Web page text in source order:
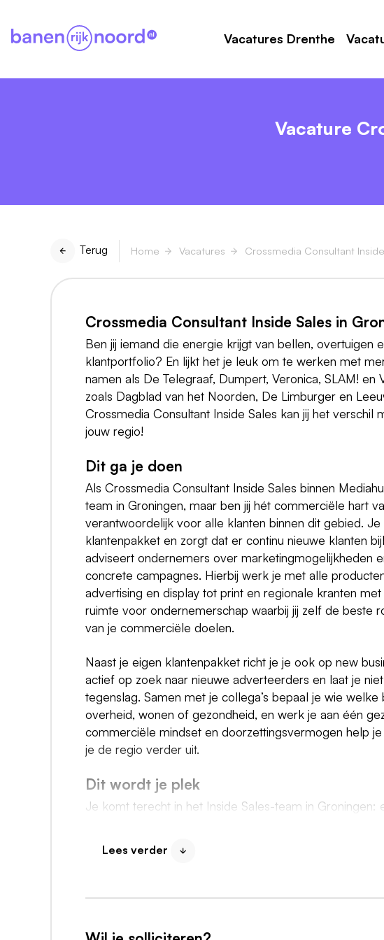
Vacatures Drenthe
Vacature
Terug Home Vacatures Crossmedia Consultant
Crossmedia Consultant Inside Sales in
Ben jij iemand die energie krijgt van bellen, overtuigen
klantportfolio? En lijkt het je leuk om te werken met
namen als De Telegraaf, Dumpert, Veronica, SLAM! en
zoals Dagblad van het Noorden, De Limburger en
Crossmedia Consultant Inside Sales kan jij het verschil
jouw regio!
Dit ga je doen
Als Crossmedia Consultant Inside Sales binnen
team in Groningen, maar ben jij hét commerciële hart
verantwoordelijk voor alle klanten binnen dit gebied.
klantenpakket en zorgt dat er continu nieuwe klanten
adviseert ondernemers over marketingmogelijkheden
concrete campagnes. Hierbij werk je met alle
advertising en display tot print en regionale kranten
ruimte voor ondernemerschap waarbij jij zelf de beste
van je commerciële doelen.
Naast je eigen klantenpakket richt je je ook op new
actief op zoek naar nieuwe adverteerders en laat je
tegenslag. Samen met je collega’s bepaal je wie
overheid, wonen of gezondheid, en werk je aan één
commerciële mindset en doorzettingsvermogen help
je de regio verder uit.
Dit wordt je plek
Je komt terecht in het Inside Sales-team in Groningen:
het behalen van de commerciële doelen binnen Inside
Dit neem je mee
Lees verder